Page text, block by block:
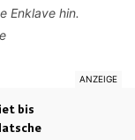
Enklave hin.
bis